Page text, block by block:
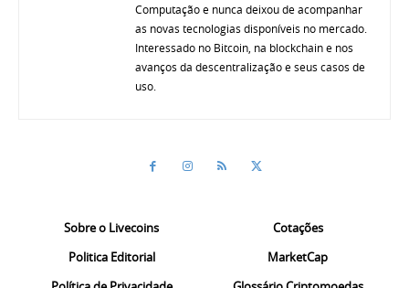
Computação e nunca deixou de acompanhar
as novas tecnologias disponíveis no mercado.
Interessado no Bitcoin, na blockchain e nos
avanços da descentralização e seus casos de
uso.
Sobre o Livecoins
Politica Editorial
Cotações
MarketCap